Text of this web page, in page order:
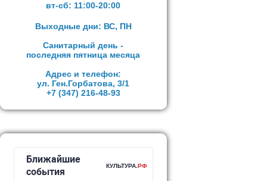
вт-сб: 11:00-20:00
Выходные дни: ВС, ПН
Санитарный день -
последняя пятница месяца
Адрес и телефон:
ул. Ген.Горбатова, 3/1
+7 (347) 216-48-93